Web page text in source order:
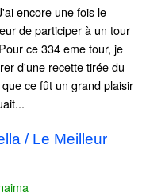
encore une fois le
de participer à un tour
ce 334 eme tour, je
d'une recette tirée du
ce fût un grand plaisir
/ Le Meilleur